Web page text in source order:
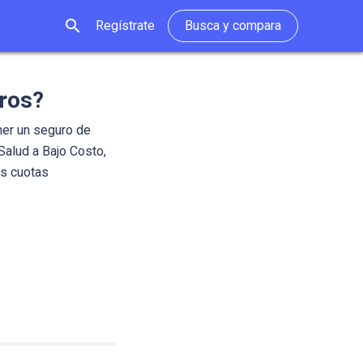
search Regístrate Busca y compara
un seguro de
a Bajo Costo,
cuotas